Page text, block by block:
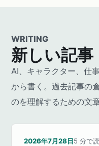
WRITING
新しい記事
AI、キャラクター、仕
から書く。過去記事の
のを理解するための文章
2026年7月28日5 分で